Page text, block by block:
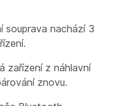
souprava nachází 3
zařízení z náhlavní
znovu.